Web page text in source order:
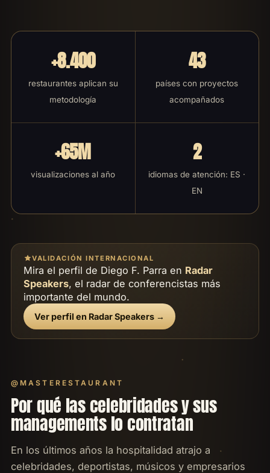
+8.400
restaurantes aplican su
metodología
43
países con proyectos
acompañados
+65M
visualizaciones al año
2
idiomas de atención: ES ·
EN
VALIDACIÓN INTERNACIONAL
Mira el perfil de Diego F. Parra en Radar
Speakers, el radar de conferencistas más
importante del mundo.
Ver perfil en Radar Speakers →
@MASTERESTAURANT
Por qué las celebridades y sus
managements lo contratan
En los últimos años la hospitalidad atrajo a
celebridades, deportistas, músicos y empresarios